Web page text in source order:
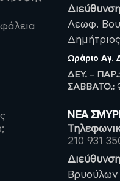
Λεωφ.
ΩράριοΑγ.
ΔΕΥ. – ΠΑΡ.:
ΣΑΒBATO.:
ΝΈΑ
210 931
Βρυούλων